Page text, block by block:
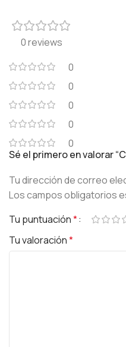
0 reviews
0
0
0
0
0
Sé el primero en valorar
Tu dirección de correo
Los campos obligatorios
Tu puntuación*
Tu valoración*